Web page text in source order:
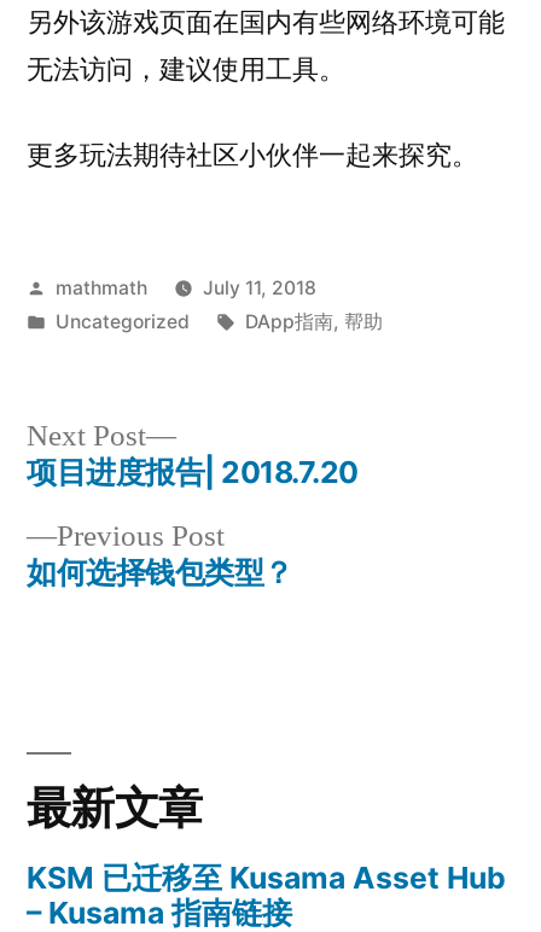
另外该游戏页面在国内有些网络环境可能
无法访问，建议使用工具。
更多玩法期待社区小伙伴一起来探究。
Posted
by
mathmath
July 11, 2018
Posted
Uncategorized Tags:
DApp指南, 帮助
Post
navigation
Previous PostPrevious
post:
如何选择钱包类型？
Next Post
Next
post:
项目进度报告| 2018.7.20
最新文章
KSM 已迁移至 Kusama Asset Hub
– Kusama 指南链接